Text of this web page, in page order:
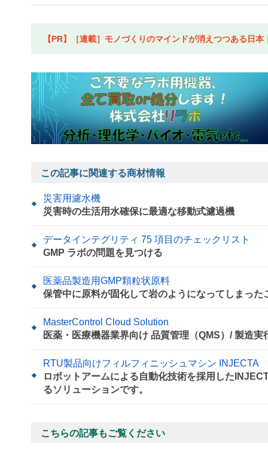
【PR】［連載］モノづくりのマインドが消えつつある日
この記事に関連する商材情報
災害用濾水機
災害時の生活用水確保に最適な移動式濾過機
データインテグリティ 75 項目のチェックリスト
GMP ラボの問題を見つける
医薬品製造用GMP顆粒状原料
保管中に原料が固化して岩のようになってしまった
MasterControl Cloud Solution
医薬・医療機器業界向け 品質管理（QMS）/ 製造
RTU製品向けフィルフィニッシュマシン INJECTA
ロボットアームによる自動化技術を採用した
るソリューションです。
こちらの記事もご覧ください